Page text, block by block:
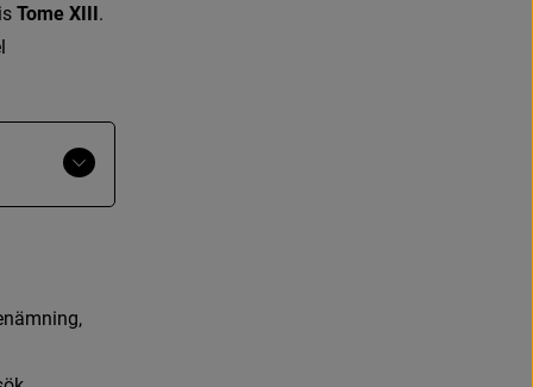
s Tome XIII.
l
Visa
mer
nämning,